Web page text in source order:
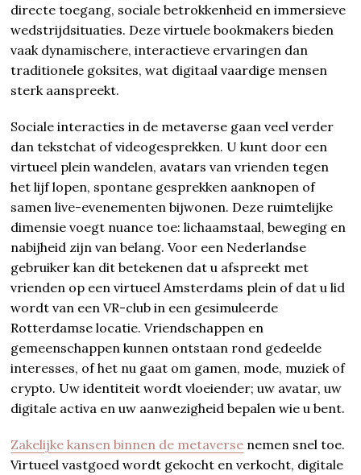
directe toegang, sociale betrokkenheid en immersieve
wedstrijdsituaties. Deze virtuele bookmakers bieden
vaak dynamischere, interactieve ervaringen dan
traditionele goksites, wat digitaal vaardige mensen
sterk aanspreekt.
Sociale interacties in de metaverse gaan veel verder
dan tekstchat of videogesprekken. U kunt door een
virtueel plein wandelen, avatars van vrienden tegen
het lijf lopen, spontane gesprekken aanknopen of
samen live-evenementen bijwonen. Deze ruimtelijke
dimensie voegt nuance toe: lichaamstaal, beweging en
nabijheid zijn van belang. Voor een Nederlandse
gebruiker kan dit betekenen dat u afspreekt met
vrienden op een virtueel Amsterdams plein of dat u lid
wordt van een VR-club in een gesimuleerde
Rotterdamse locatie. Vriendschappen en
gemeenschappen kunnen ontstaan rond gedeelde
interesses, of het nu gaat om gamen, mode, muziek of
crypto. Uw identiteit wordt vloeiender; uw avatar, uw
digitale activa en uw aanwezigheid bepalen wie u bent.
Zakelijke kansen binnen de metaverse nemen snel toe.
Virtueel vastgoed wordt gekocht en verkocht, digitale